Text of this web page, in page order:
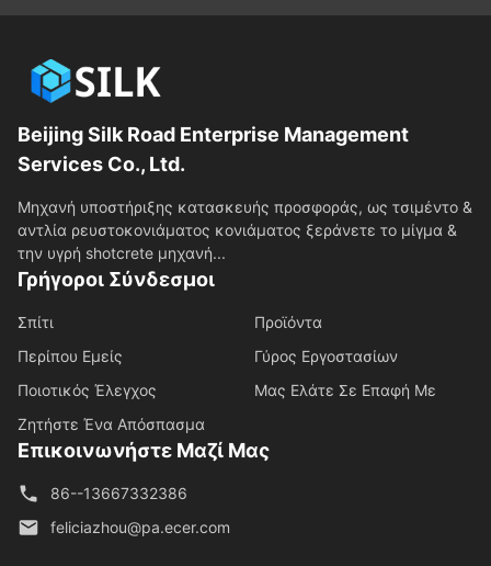
Beijing Silk Road Enterprise Management
Services Co., Ltd.
Μηχανή υποστήριξης κατασκευής προσφοράς, ως τσιμέντο &
αντλία ρευστοκονιάματος κονιάματος ξεράνετε το μίγμα &
την υγρή shotcrete μηχανή...
Γρήγοροι Σύνδεσμοι
Σπίτι
Προϊόντα
Περίπου Εμείς
Γύρος Εργοστασίων
Ποιοτικός Έλεγχος
Μας Ελάτε Σε Επαφή Με
Ζητήστε Ένα Απόσπασμα
Επικοινωνήστε Μαζί Μας
86--13667332386
feliciazhou@pa.ecer.com